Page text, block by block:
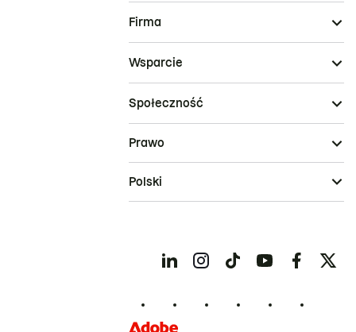
Firma
Wsparcie
Społeczność
Prawo
Polski